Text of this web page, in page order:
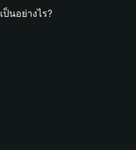
นอย่างไร?